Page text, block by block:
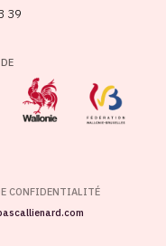
39
CONFIDENTIALITÉ